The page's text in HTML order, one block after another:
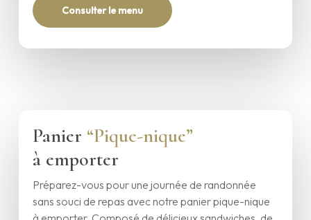
Consulter le menu
Panier “Pique-nique”
à emporter
Préparez-vous pour une journée de randonnée
sans souci de repas avec notre panier pique-nique